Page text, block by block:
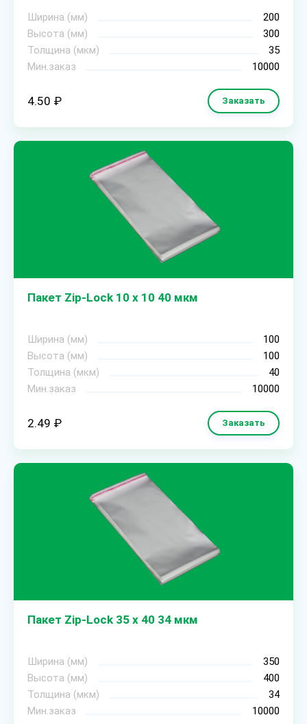
Ширина (мм)
200
Высота (мм)
300
Толщина (мкм)
35
Мин.заказ
10000
4.50 ₽ Заказать
Пакет Zip-Lock 10 х 10 40 мкм
Ширина (мм)
100
Высота (мм)
100
Толщина (мкм)
40
Мин.заказ
10000
2.49 ₽ Заказать
Пакет Zip-Lock 35 х 40 34 мкм
Ширина (мм)
350
Высота (мм)
400
Толщина (мкм)
34
Мин.заказ
10000